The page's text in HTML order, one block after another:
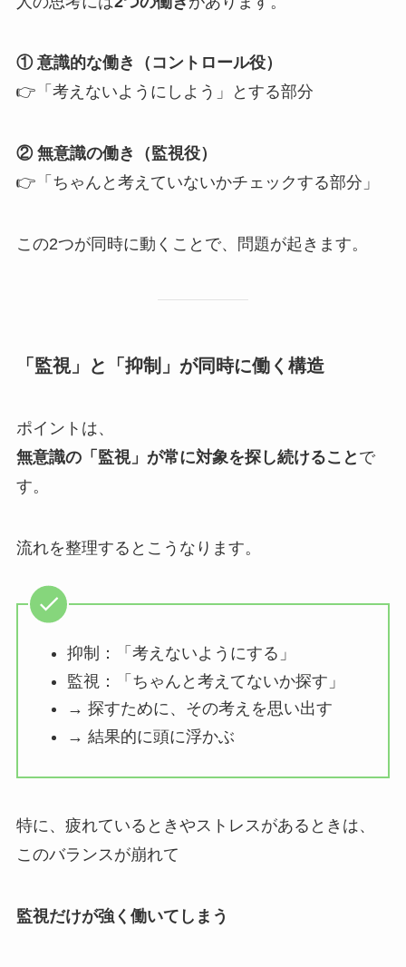
① 意識的な働き（コントロール役）
👉「考えないようにしよう」とする部分
② 無意識の働き（監視役）
👉「ちゃんと考えていないかチェックする部分」
この2つが同時に動くことで、問題が起きます。
「監視」と「抑制」が同時に働く構造
ポイントは、
無意識の「監視」が常に対象を探し続けること で
す。
流れを整理するとこうなります。
抑制：「考えないようにする」
監視：「ちゃんと考えてないか探す」
→ 探すために、その考えを思い出す
→ 結果的に頭に浮かぶ
特に、疲れているときやストレスがあるときは、
このバランスが崩れて
監視だけが強く働いてしまう